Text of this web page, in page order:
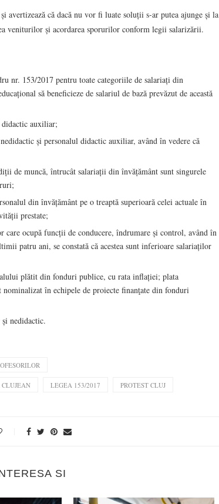
că dacă nu vor fi luate soluții s-ar putea ajunge și la
veniturilor și acordarea sporurilor conform legii salarizării.
nr. 153/2017 pentru toate categoriile de salariați din
să beneficieze de salariul de bază prevăzut de această
auxiliar;
și personalul didactic auxiliar, având în vedere că
de muncă, întrucât salariații din învățământ sunt singurele
din învățământ pe o treaptă superioară celei actuale în
prestate;
care ocupă funcții de conducere, îndrumare și control, având în
patru ani, se constată că acestea sunt inferioare salariaților
plătit din fonduri publice, cu rata inflației; plata
în echipele de proiecte finanţate din fonduri
nedidactic.
LEGEA 153/2017 PROTEST CLUJ
SI